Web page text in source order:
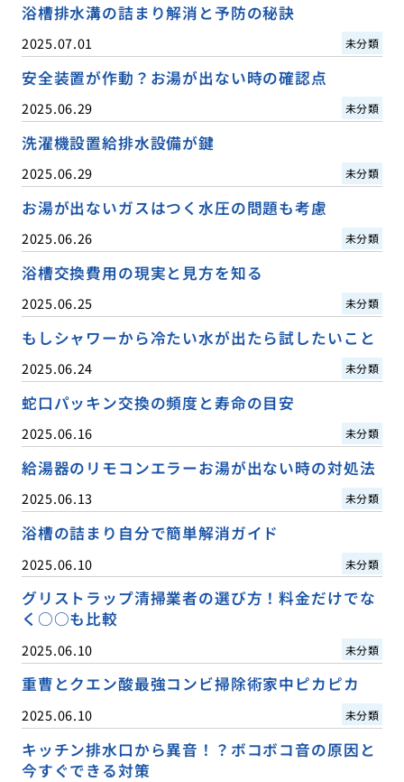
浴槽排水溝の詰まり解消と予防の秘訣
2025.07.01 未分類
安全装置が作動？お湯が出ない時の確認点
2025.06.29 未分類
洗濯機設置給排水設備が鍵
2025.06.29 未分類
お湯が出ないガスはつく水圧の問題も考慮
2025.06.26 未分類
浴槽交換費用の現実と見方を知る
2025.06.25 未分類
もしシャワーから冷たい水が出たら試したいこと
2025.06.24 未分類
蛇口パッキン交換の頻度と寿命の目安
2025.06.16 未分類
給湯器のリモコンエラーお湯が出ない時の対処法
2025.06.13 未分類
浴槽の詰まり自分で簡単解消ガイド
2025.06.10 未分類
グリストラップ清掃業者の選び方！料金だけでな
く○○も比較
2025.06.10 未分類
重曹とクエン酸最強コンビ掃除術家中ピカピカ
2025.06.10 未分類
キッチン排水口から異音！？ボコボコ音の原因と
今すぐできる対策